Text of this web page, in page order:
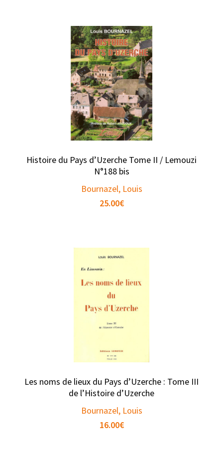
Histoire du Pays d’Uzerche Tome II / Lemouzi
N°188 bis
Bournazel, Louis
25.00€
Les noms de lieux du Pays d’Uzerche : Tome III
de l’Histoire d’Uzerche
Bournazel, Louis
16.00€